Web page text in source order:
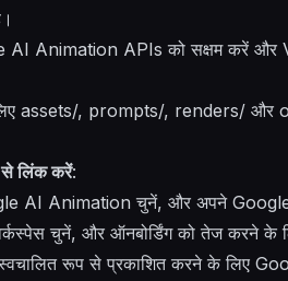
Animation APIs को सक्षम करें और
assets/, prompts/, renders/ और
लिंक करें:
AI Animation चुनें, और अपने Google
चुनें, और ऑनबोर्डिंग को तेज करने के
स्वचालित रूप से प्रकाशित करने के लिए